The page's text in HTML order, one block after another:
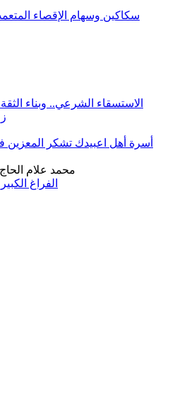
سكاكين وسهام الإقصاء
الاستسقاء الشرعي.. وبناء
أسرة أهل اعبيدك تشكر المعزين
الفراغ